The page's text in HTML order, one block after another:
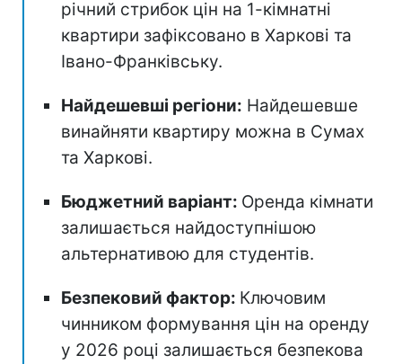
річний стрибок цін на 1-кімнатні
квартири зафіксовано в Харкові та
Івано-Франківську.
Найдешевші регіони: Найдешевше
винайняти квартиру можна в Сумах
та Харкові.
Бюджетний варіант: Оренда кімнати
залишається найдоступнішою
альтернативою для студентів.
Безпековий фактор: Ключовим
чинником формування цін на оренду
у 2026 році залишається безпекова